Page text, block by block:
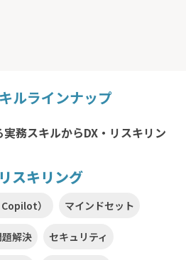
ルラインナップ
務スキルからDX・リスキリン
スキリング
） マインドセット
題解決 セキュリティ